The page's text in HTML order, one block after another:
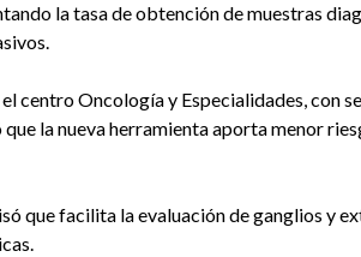
la tasa de obtención de muestras
centro Oncología y Especialidades, con
la nueva herramienta aporta menor
que facilita la evaluación de ganglios y